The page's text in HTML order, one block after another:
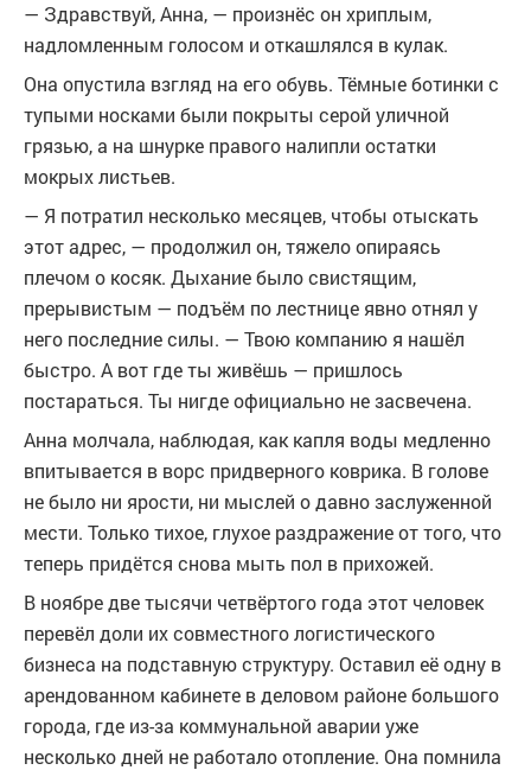
— Здравствуй, Анна, — произнёс он хриплым,
надломленным голосом и откашлялся в кулак.
Она опустила взгляд на его обувь. Тёмные ботинки с
тупыми носками были покрыты серой уличной
грязью, а на шнурке правого налипли остатки
мокрых листьев.
— Я потратил несколько месяцев, чтобы отыскать
этот адрес, — продолжил он, тяжело опираясь
плечом о косяк. Дыхание было свистящим,
прерывистым — подъём по лестнице явно отнял у
него последние силы. — Твою компанию я нашёл
быстро. А вот где ты живёшь — пришлось
постараться. Ты нигде официально не засвечена.
Анна молчала, наблюдая, как капля воды медленно
впитывается в ворс придверного коврика. В голове
не было ни ярости, ни мыслей о давно заслуженной
мести. Только тихое, глухое раздражение от того, что
теперь придётся снова мыть пол в прихожей.
В ноябре две тысячи четвёртого года этот человек
перевёл доли их совместного логистического
бизнеса на подставную структуру. Оставил её одну в
арендованном кабинете в деловом районе большого
города, где из-за коммунальной аварии уже
несколько дней не работало отопление. Она помнила